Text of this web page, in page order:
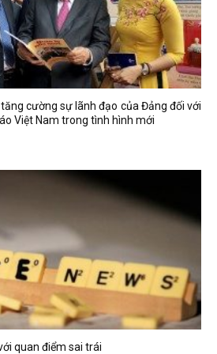
cường sự lãnh đạo của Đảng đối với
Việt Nam trong tình hình mới
quan điểm sai trái